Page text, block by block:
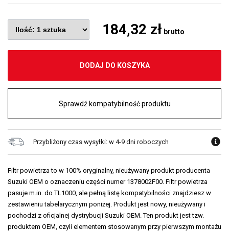
184,32 zł brutto
DODAJ DO KOSZYKA
Sprawdź kompatybilność produktu
Przybliżony czas wysyłki: w 4-9 dni roboczych
Filtr powietrza to w 100% oryginalny, nieużywany produkt producenta
Suzuki OEM o oznaczeniu części numer 1378002F00. Filtr powietrza
pasuje m.in. do TL1000, ale pełną listę kompatybilności znajdziesz w
zestawieniu tabelarycznym poniżej. Produkt jest nowy, nieużywany i
pochodzi z oficjalnej dystrybucji Suzuki OEM. Ten produkt jest tzw.
produktem OEM, czyli elementem stosowanym przy pierwszym montażu